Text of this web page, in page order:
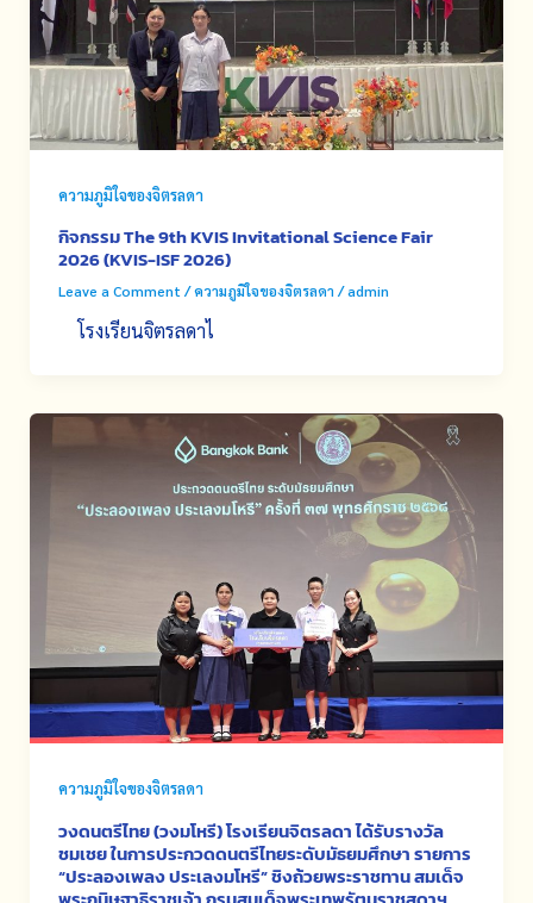
ความภูมิใจของจิตรลดา
กิจกรรม The 9th KVIS Invitational Science Fair
2026 (KVIS-ISF 2026)
Leave a Comment /ความภูมิใจของจิตรลดา /admin
โรงเรียนจิตรลดาไ
ความภูมิใจของจิตรลดา
วงดนตรีไทย (วงมโหรี) โรงเรียนจิตรลดา ได้รับรางวัล
ชมเชย ในการประกวดดนตรีไทยระดับมัธยมศึกษา รายการ
“ประลองเพลง ประเลงมโหรี” ชิงถ้วยพระราชทาน สมเด็จ